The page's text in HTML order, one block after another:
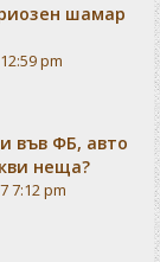
шамар
pm
във ФБ, авто
неща?
7:12 pm